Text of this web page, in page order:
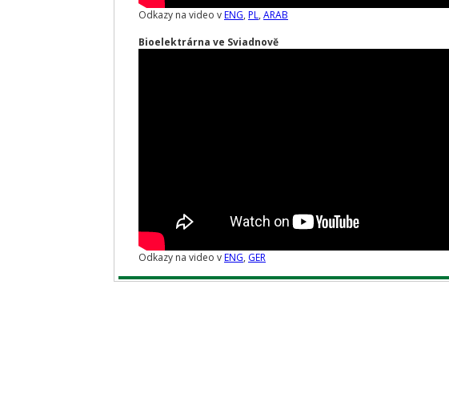
Odkazy na video vENG, PL, ARAB
Bioelektrárna ve Sviadnově
Odkazy na video vENG, GER